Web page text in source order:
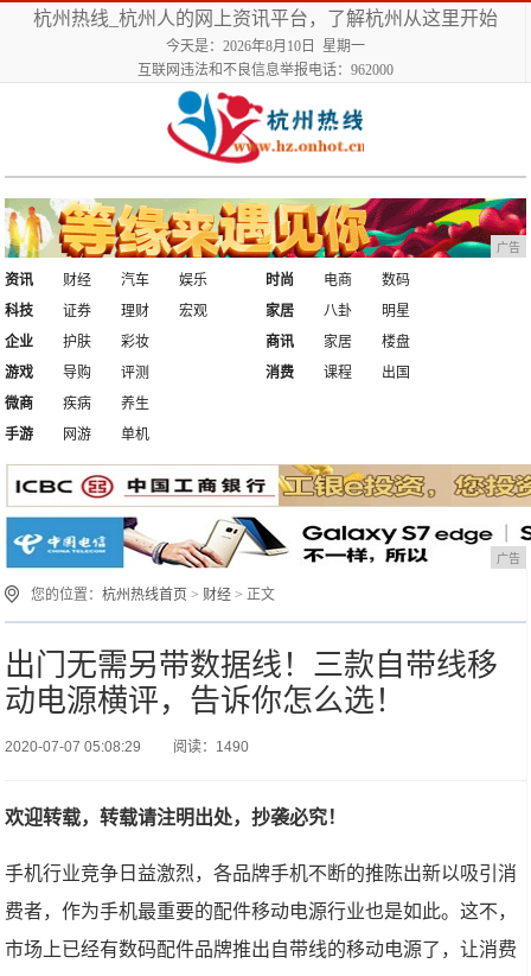
杭州热线_杭州人的网上资讯平台，了解杭州从这里开始
今天是：2026年8月10日 星期一
互联网违法和不良信息举报电话：962000
广告
资讯 财经 汽车
娱乐
科技
证券 理财 宏观
时尚 电商
数码
家居
八卦
明星
企业
护肤
彩妆
游戏
导购 评测
商讯 家居
楼盘
消费
课程
出国
微商
疾病
养生
手游
网游 单机
广告
您的位置：杭州热线首页 > 财经 > 正文
出门无需另带数据线！三款自带线移
动电源横评，告诉你怎么选！
2020-07-07 05:08:29 阅读：1490
欢迎转载，转载请注明出处，抄袭必究！
手机行业竞争日益激烈，各品牌手机不断的推陈出新以吸引消
费者，作为手机最重要的配件移动电源行业也是如此。这不，
市场上已经有数码配件品牌推出自带线的移动电源了，让消费